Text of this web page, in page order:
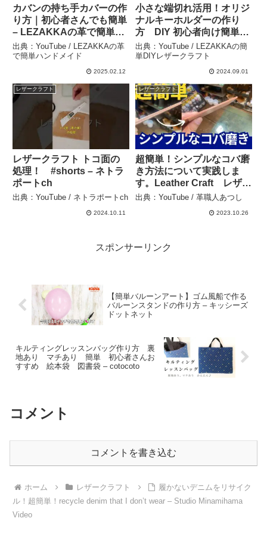
カバンの持ち手カバーの作
り方｜初心者さんでも簡単
– LEZAKKAの革で簡単ハ
ンドメイド
出典：YouTube / LEZAKKAの革
で簡単ハンドメイド
2025.02.12
小さな端切れ活用！オリジ
ナルキーホルダーの作り
方 DIY 初心者向け簡単レ
ザークラフト how to/
leathercraft – LEZAKKA
の簡単DIYレザークラフト
出典：YouTube / LEZAKKAの簡
単DIYレザークラフト
2024.09.01
レザークラフト
レザークラフト トコ面の
処理！ #shorts – ネトラ
ポートch
出典：YouTube / ネトラポートch
2024.10.11
レザークラフト
超簡単！シンプルなコバ磨
き方法について実践しま
す。Leather Craft レザー
クラフト – 革職人あつし
出典：YouTube / 革職人あつし
2023.10.26
スポンサーリンク
【簡単バルーンアート】ゴム風船で作る
バルーンスタンドの作り方 – キッシーズ
ドットネット
キルティングレッスンバッグ作り方 裏
地あり マチあり 簡単 初心者さんお
すすめ 絵本袋 図書袋 – cotocoto
コメント
コメントを書き込む
ホーム レザークラフト
履かないデニムをリサイク
ル！超簡単！recycle denim that I don’t wear – Studio Minamihama
Video